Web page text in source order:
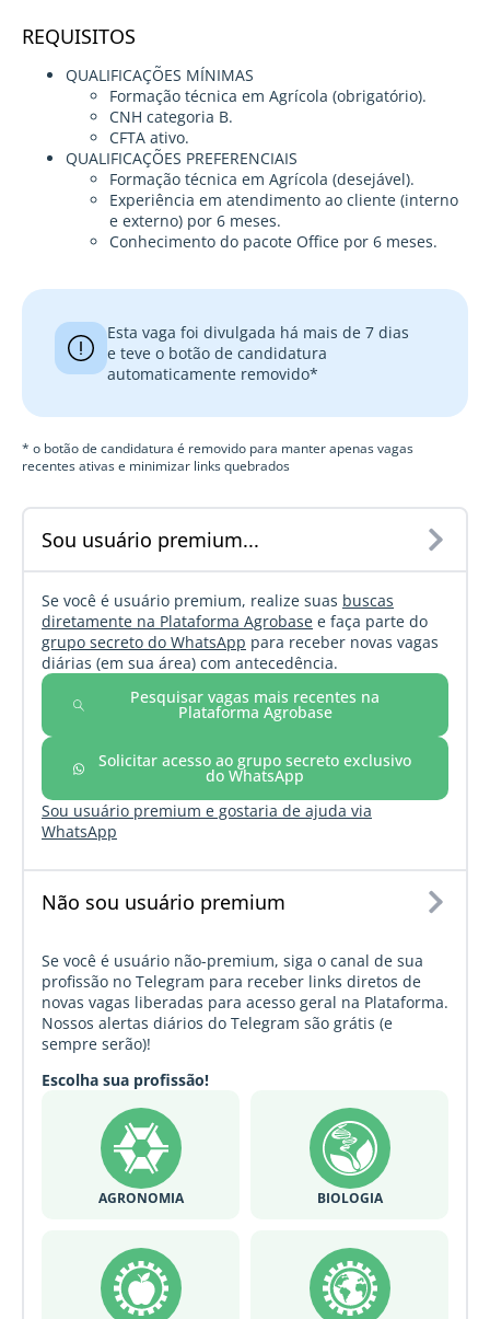
REQUISITOS
QUALIFICAÇÕES MÍNIMAS
Formação técnica em Agrícola (obrigatório).
CNH categoria B.
CFTA ativo.
QUALIFICAÇÕES PREFERENCIAIS
Formação técnica em Agrícola (desejável).
Experiência em atendimento ao cliente (interno
e externo) por 6 meses.
Conhecimento do pacote Office por 6 meses.
Esta vaga foi divulgada há mais de 7 dias
e teve o botão de candidatura
automaticamente removido*
* o botão de candidatura é removido para manter apenas vagas
recentes ativas e minimizar links quebrados
Sou usuário premium...
Se você é usuário premium, realize suas buscas
diretamente na Plataforma Agrobase e faça parte do
grupo secreto do WhatsApp para receber novas vagas
diárias (em sua área) com antecedência.
Pesquisar vagas mais recentes na
Plataforma Agrobase
Solicitar acesso ao grupo secreto exclusivo
do WhatsApp
Sou usuário premium e gostaria de ajuda via
WhatsApp
Não sou usuário premium
Se você é usuário não-premium, siga o canal de sua
profissão no Telegram para receber links diretos de
novas vagas liberadas para acesso geral na Plataforma.
Nossos alertas diários do Telegram são grátis (e
sempre serão)!
Escolha sua profissão!
AGRONOMIA BIOLOGIA